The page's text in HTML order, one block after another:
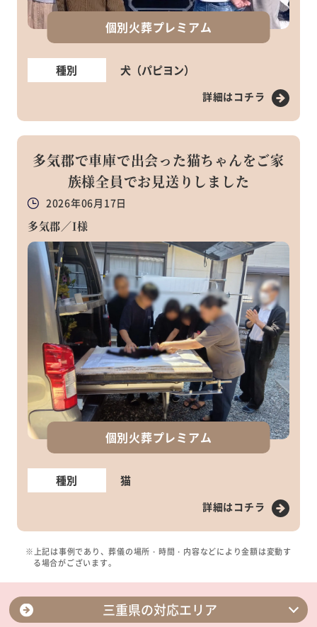
個別火葬プレミアム
種別 犬（パピヨン）
詳細はコチラ
多気郡で車庫で出会った猫ちゃんをご家
族様全員でお見送りしました
2026年06月17日
多気郡／I様
個別火葬プレミアム
種別 猫
詳細はコチラ
※上記は事例であり、葬儀の場所・時間・内容などにより金額は変動す
る場合がございます。
三重県の対応エリア